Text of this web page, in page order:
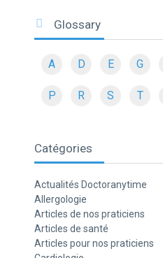
Glossary
A D E G
P R S T
Catégories
Actualités Doctoranytime
Allergologie
Articles de nos praticiens
Articles de santé
Articles pour nos praticiens